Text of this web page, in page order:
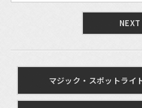
NEXT
マジック・スポットライ